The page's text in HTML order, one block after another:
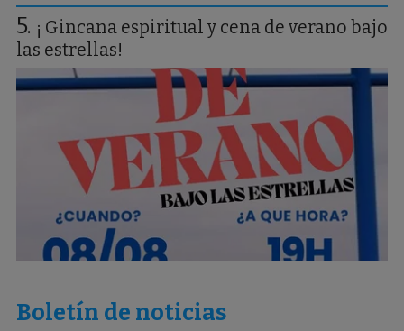
¡ Gincana espiritual y cena de verano bajo
las estrellas!
Boletín de noticias